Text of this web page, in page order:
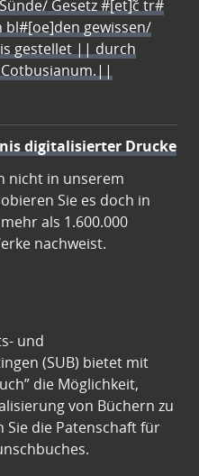
Gesetz #[et]c̃ tr#
gewissen/
gestellet || durch
digitalisierter Drucke
nicht in unserem
Sie es doch in
als 1.600.000
nachweist.
und
(SUB) bietet mit
die Möglichkeit,
von Büchern zu
die Patenschaft für